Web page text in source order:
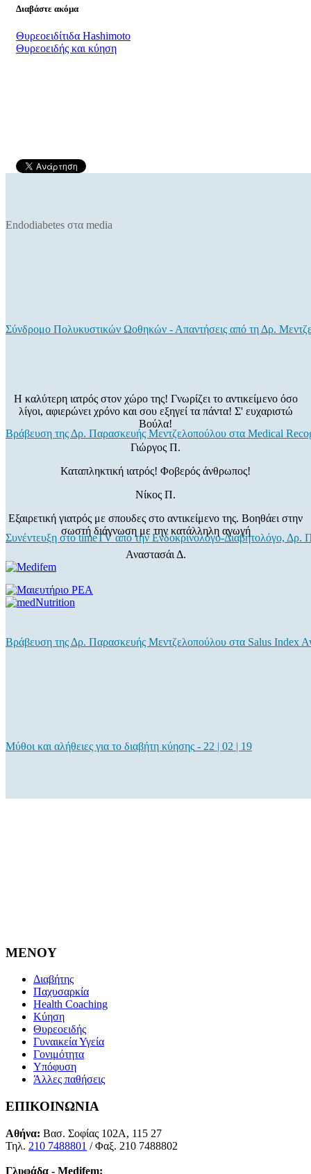
Διαβάστε ακόμα
Θυρεοειδίτιδα Hashimoto
Θυρεοειδής και κύηση
Endodiabetes στα media
Σύνδρομο Πολυκυστικών Ωοθηκών - Απαντήσεις από τη Δρ.
Βράβευση της Δρ. Παρασκευής Μεντζελοπούλου στα Medical
Συνέντευξη στο timeTV από την Ενδοκρινολόγο-Διαβητολόγο,
Βράβευση της Δρ. Παρασκευής Μεντζελοπούλου στα Salus Index
Μύθοι και αλήθειες για το διαβήτη κύησης - 22 | 02 | 19
Η καλύτερη ιατρός στον χώρο της! Γνωρίζει το αντικείμενο όσο
λίγοι, αφιερώνει χρόνο και σου εξηγεί τα πάντα! Σ' ευχαριστώ
Βούλα!
Γιώργος Π.
Καταπληκτική ιατρός! Φοβερός άνθρωπος!
Νίκος Π.
Εξαιρετική γιατρός με σπουδες στο αντικείμενο της. Βοηθάει στην
σωστή διάγνωση με την κατάλληλη αγωγή
Αναστασάι Δ.
MENOY
Διαβήτης
Παχυσαρκία
Health Coaching
Κύηση
Θυρεοειδής
Γυναικεία Υγεία
Γονιμότητα
Υπόφυση
Άλλες παθήσεις
ΕΠΙΚΟΙΝΩΝΙΑ
Αθήνα: Βασ. Σοφίας 102Α, 115 27
Τηλ. 210 7488801 / Φαξ. 210 7488802
Γλυφάδα - Medifem: